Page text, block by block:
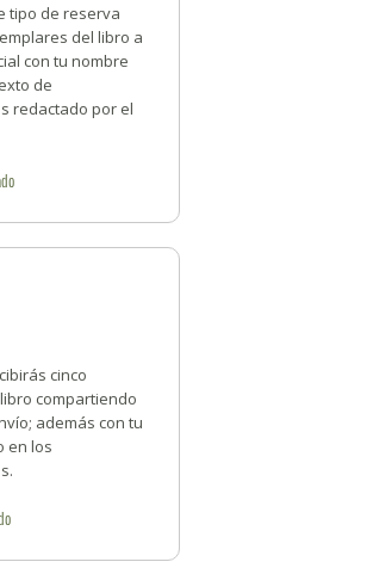
tipo de reserva
del libro a
con tu nombre
de
redactado por el
cinco
compartiendo
además con tu
en los